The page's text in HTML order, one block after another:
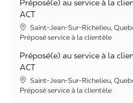
Préposé(e) au service à la
ACT
LieuSaint-Jean-Sur-Richelieu,
Catégorie
Préposé service à la clientèle
Préposé(e) au service à la
ACT
LieuSaint-Jean-Sur-Richelieu,
Catégorie
Préposé service à la clientèle